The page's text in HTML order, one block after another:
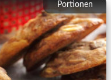
Portionen